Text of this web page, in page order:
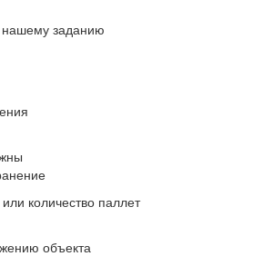
заданию
количество паллет
объекта